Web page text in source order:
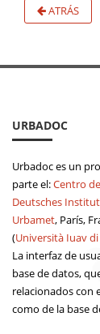
ATRÁS
URBADOC
Urbadoc es un
parte el:Centro
Deutsches
Urbamet, París,
(Università Iuav
La interfaz de
base de datos,
relacionados con
como de la base